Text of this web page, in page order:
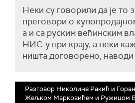
Неки су говорили да је то
преговори о
а и са руским већинским
НИС-у при крају, а неки
ништа договорено,
Разговор Николине Ракић и
Жељком Марковићем и Ружицом